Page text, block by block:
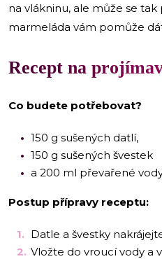
na vlákninu, ale může se
marmeláda vám pomůže
Recept na
Co budete potřebovat?
150 g sušených datlí,
150 g sušených švestek
a 200 ml převařené
Postup přípravy receptu:
Datle a švestky
Vložte do vroucí vody a